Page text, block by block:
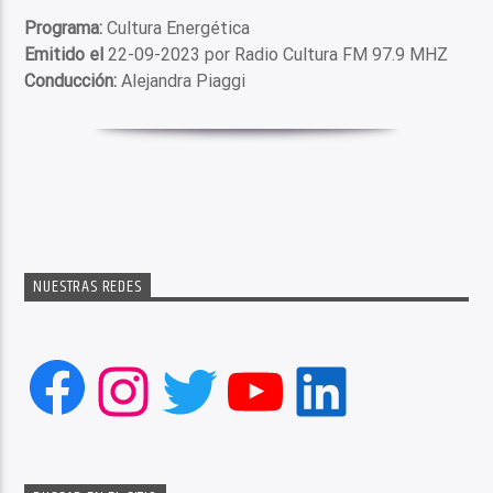
Programa: Cultura Energética
Emitido el22-09-2023 por Radio Cultura FM 97.9 MHZ
Conducción: Alejandra Piaggi
NUESTRAS REDES
Facebook
Instagram
Twitter
YouTube
LinkedIn